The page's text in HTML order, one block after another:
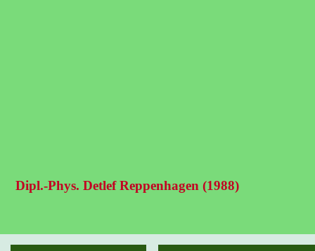
Dipl.-Phys. Detlef Reppenhagen (1988)